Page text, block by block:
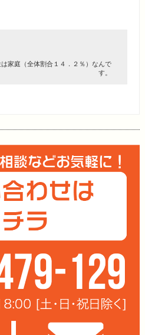
は家庭（全体割合１４．２％）なんで
す。